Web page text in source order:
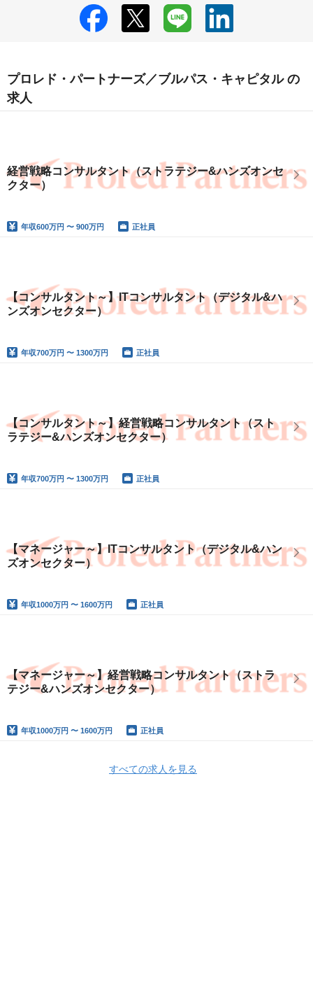
プロレド・パートナーズ／ブルパス・キャピタル の
求人
経営戦略コンサルタント（ストラテジー&ハンズオンセ
クター）
年収600万円 〜 900万円 正社員
【コンサルタント～】ITコンサルタント（デジタル&ハ
ンズオンセクター）
年収700万円 〜 1300万円 正社員
【コンサルタント～】経営戦略コンサルタント（スト
ラテジー&ハンズオンセクター）
年収700万円 〜 1300万円 正社員
【マネージャー～】ITコンサルタント（デジタル&ハン
ズオンセクター）
年収1000万円 〜 1600万円 正社員
【マネージャー～】経営戦略コンサルタント（ストラ
テジー&ハンズオンセクター）
年収1000万円 〜 1600万円 正社員
すべての求人を見る